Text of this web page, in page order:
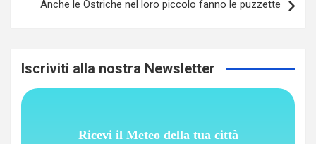
Anche le Ostriche nel loro piccolo fanno le puzzette
Iscriviti alla nostra Newsletter
Ricevi il Meteo della tua città